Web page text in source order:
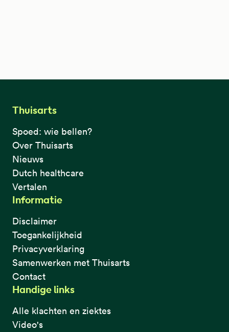
Thuisarts
Spoed: wie bellen?
Over Thuisarts
Nieuws
Dutch healthcare
Vertalen
Informatie
Disclaimer
Toegankelijkheid
Privacyverklaring
Samenwerken met Thuisarts
Contact
Handige links
Alle klachten en ziektes
Video's